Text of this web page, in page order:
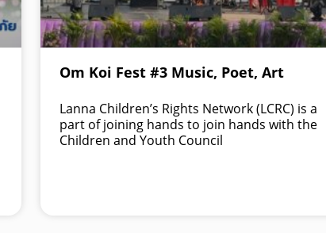
Om Koi Fest #3 Music, Poet, Art
Lanna Children’s Rights Network (LCRC) is a
part of joining hands to join hands with the
Children and Youth Council